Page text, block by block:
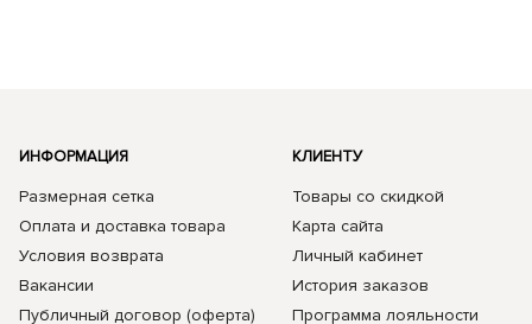
ИНФОРМАЦИЯ
Размерная сетка
Оплата и доставка товара
Условия возврата
Вакансии
Публичный договор (оферта)
КЛИЕНТУ
Товары со скидкой
Карта сайта
Личный кабинет
История заказов
Программа лояльности